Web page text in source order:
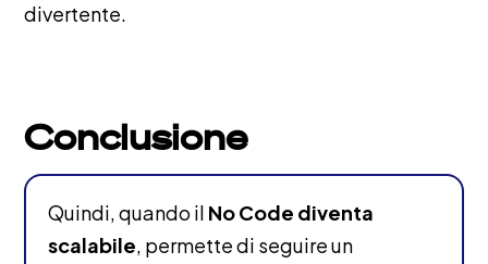
divertente.
Conclusione
Quindi, quando il No Code diventa
scalabile, permette di seguire un